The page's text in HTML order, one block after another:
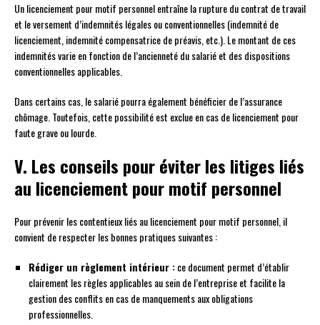
Un licenciement pour motif personnel entraîne la rupture du contrat de travail
et le versement d’indemnités légales ou conventionnelles (indemnité de
licenciement, indemnité compensatrice de préavis, etc.). Le montant de ces
indemnités varie en fonction de l’ancienneté du salarié et des dispositions
conventionnelles applicables.
Dans certains cas, le salarié pourra également bénéficier de l’assurance
chômage. Toutefois, cette possibilité est exclue en cas de licenciement pour
faute grave ou lourde.
V. Les conseils pour éviter les litiges liés
au licenciement pour motif personnel
Pour prévenir les contentieux liés au licenciement pour motif personnel, il
convient de respecter les bonnes pratiques suivantes :
Rédiger un règlement intérieur :ce document permet d’établir
clairement les règles applicables au sein de l’entreprise et facilite la
gestion des conflits en cas de manquements aux obligations
professionnelles.